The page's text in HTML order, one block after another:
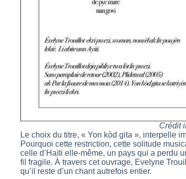
Crédit
Le choix du titre, « Yon kòd gita », interpelle
Pourquoi cette restriction, cette solitude
celle d’Haïti elle-même, un pays qui a perdu
fil fragile. À travers cet ouvrage, Evelyne
qu’il reste d’un chant autrefois entier.